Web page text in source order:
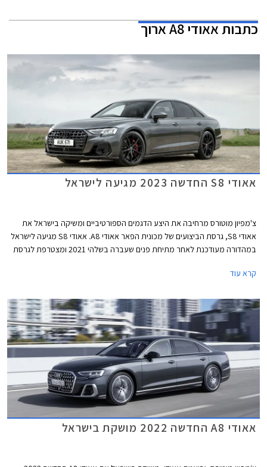
כתבותאאודי A8 ארוך
אאודי S8 החדשה 2023 מגיעה לישראל
צ'מפיון מוטורס מרחיבה את היצע הדגמים הספורטיביים ומשיקה בישראל את
אאודי S8, גרסת הביצועים של מכונית הפאר אאודי A8. אאודי S8 מגיעה לישראל
במהדורה מעודכנת לאחר מתיחת פנים שעברה בשלהי 2021 ומצטרפת לגרסת
במחיר של החל מ- 1,350,000 ₪.
קרא עוד
אאודי A8 החדשה 2022 מושקת בישראל